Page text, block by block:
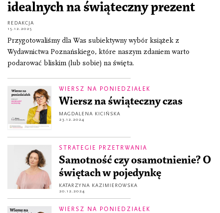
idealnych na świąteczny prezent
REDAKCJA
15.12.2025
Przygotowaliśmy dla Was subiektywny wybór książek z
Wydawnictwa Poznańskiego, które naszym zdaniem warto
podarować bliskim (lub sobie) na święta.
WIERSZ NA PONIEDZIAŁEK
Wiersz na świąteczny czas
MAGDALENA KICIŃSKA
23.12.2024
STRATEGIE PRZETRWANIA
Samotność czy osamotnienie? O
świętach w pojedynkę
KATARZYNA KAZIMIEROWSKA
20.12.2024
WIERSZ NA PONIEDZIAŁEK